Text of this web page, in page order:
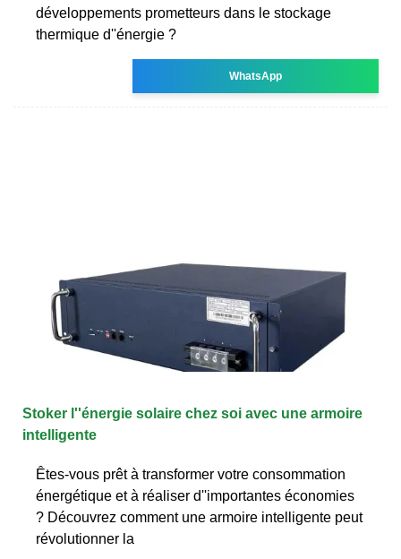
développements prometteurs dans le stockage
thermique d''énergie ?
WhatsApp
Stoker l''énergie solaire chez soi avec une armoire
intelligente
Êtes-vous prêt à transformer votre consommation
énergétique et à réaliser d''importantes économies
? Découvrez comment une armoire intelligente peut
révolutionner la